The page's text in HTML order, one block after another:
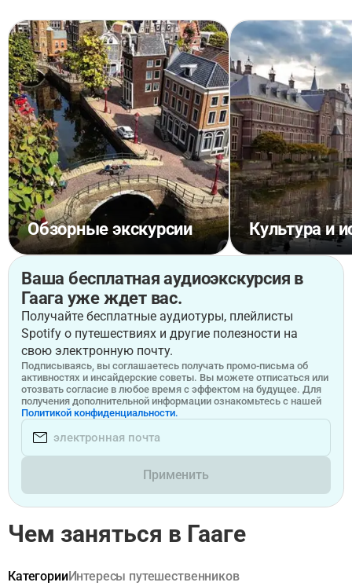
Обзорные экскурсии Культура и
Ваша бесплатная аудиоэкскурсия в
Гаага уже ждет вас.
Получайте бесплатные аудиотуры, плейлисты
Spotify о путешествиях и другие полезности на
свою электронную почту.
Подписываясь, вы соглашаетесь получать промо-письма об
активностях и инсайдерские советы. Вы можете отписаться или
отозвать согласие в любое время с эффектом на будущее. Для
получения дополнительной информации ознакомьтесь с нашей
Политикой конфиденциальности.
Применить
Чем заняться в Гааге
КатегорииИнтересы путешественников